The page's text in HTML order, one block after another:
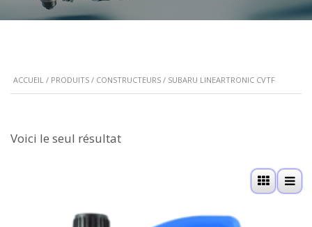
ACCUEIL / PRODUITS / CONSTRUCTEURS / SUBARU LINEARTRONIC CVTF
Voici le seul résultat